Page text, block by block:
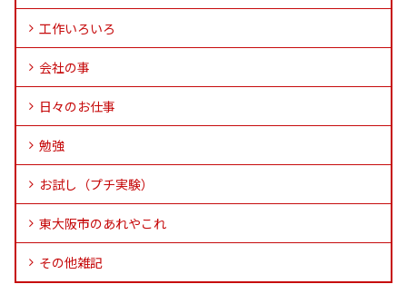
工作いろいろ
会社の事
日々のお仕事
勉強
お試し（プチ実験）
東大阪市のあれやこれ
その他雑記